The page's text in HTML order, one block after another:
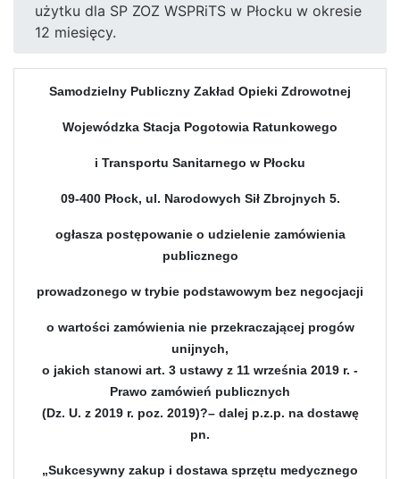
użytku dla SP ZOZ WSPRiTS w Płocku w okresie
12 miesięcy.
Samodzielny Publiczny Zakład Opieki Zdrowotnej
Wojewódzka Stacja Pogotowia Ratunkowego
i Transportu Sanitarnego w Płocku
09-400 Płock, ul. Narodowych Sił Zbrojnych 5.
ogłasza postępowanie o udzielenie zamówienia
publicznego
prowadzonego w trybie podstawowym bez negocjacji
o wartości zamówienia nie przekraczającej progów
unijnych,
o jakich stanowi art. 3 ustawy z 11 września 2019 r. -
Prawo zamówień publicznych
(Dz. U. z 2019 r. poz. 2019)?– dalej p.z.p. na dostawę
pn.
„Sukcesywny zakup i dostawa sprzętu medycznego